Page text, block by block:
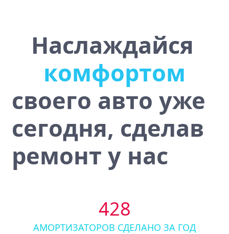
Наслаждайся
сточивостью
своего авто уже
сегодня, сделав
ремонт у нас
428
АМОРТИЗАТОРОВ СДЕЛАНО ЗА ГОД